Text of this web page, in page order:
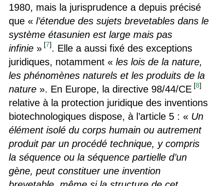
1980, mais la jurisprudence a depuis précisé
que « l’étendue des sujets brevetables dans le
système étasunien est large mais pas
infinie» [7]. Elle a aussi fixé des exceptions
juridiques, notamment « les lois de la nature,
les phénomènes naturels et les produits de la
nature». En Europe, la directive 98/44/CE [8]
relative à la protection juridique des inventions
biotechnologiques dispose, à l’article 5 : « Un
élément isolé du corps humain ou autrement
produit par un procédé technique, y compris
la séquence ou la séquence partielle d’un
gène, peut constituer une invention